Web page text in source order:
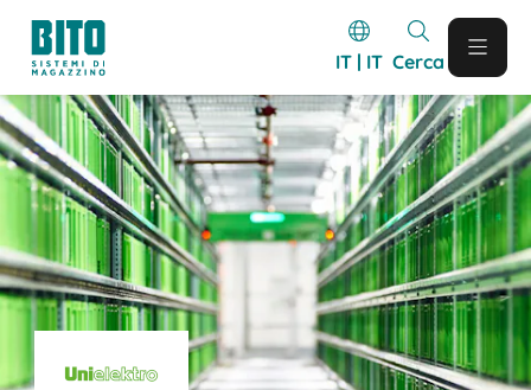
IT | IT Cerca